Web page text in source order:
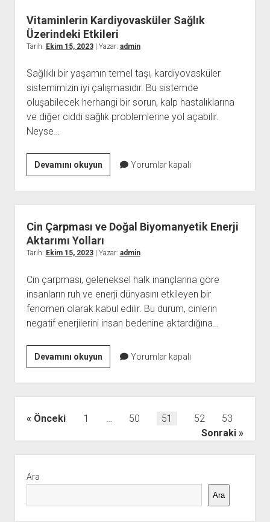
Bir
Başlangıç
Yolları
Vitaminlerin Kardiyovasküler Sağlık
Üzerindeki Etkileri
Tarih: Ekim 15, 2023| Yazar: admin
Sağlıklı bir yaşamın temel taşı, kardiyovasküler
sistemimizin iyi çalışmasıdır. Bu sistemde
oluşabilecek herhangi bir sorun, kalp hastalıklarına
ve diğer ciddi sağlık problemlerine yol açabilir.
Neyse…
Devamını okuyunVitaminlerin
Kardiyovasküler
Sağlık
Üzerindeki
Etkileri
Yorumlar kapalı
Cin Çarpması ve Doğal Biyomanyetik Enerji
Aktarımı Yolları
Tarih: Ekim 15, 2023| Yazar: admin
Cin çarpması, geleneksel halk inançlarına göre
insanların ruh ve enerji dünyasını etkileyen bir
fenomen olarak kabul edilir. Bu durum, cinlerin
negatif enerjilerini insan bedenine aktardığına…
Devamını okuyunCin
Çarpması
ve
Doğal
Biyomanyetik
Aktarımı
Yolları
Yorumlar kapalı
YazıÖnceki 1 … 50 51 52
53
Sonraki
Menü
Ara
Ara